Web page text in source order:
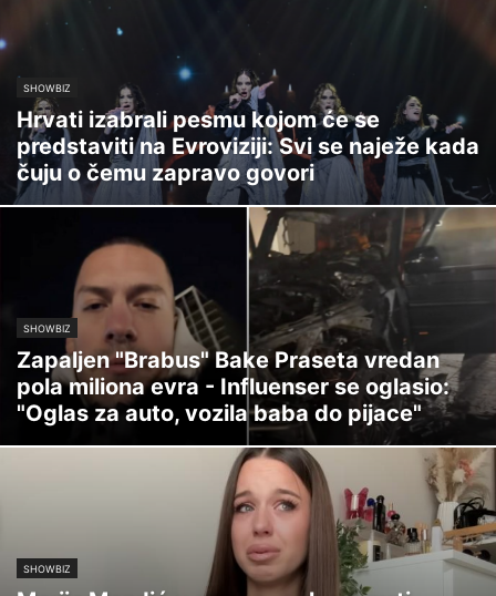
SHOWBIZ
Hrvati izabrali pesmu kojom će se
predstaviti na Evroviziji: Svi se naježe kada
čuju o čemu zapravo govori
SHOWBIZ
Zapaljen "Brabus" Bake Praseta vredan
pola miliona evra - Influenser se oglasio:
"Oglas za auto, vozila baba do pijace"
SHOWBIZ